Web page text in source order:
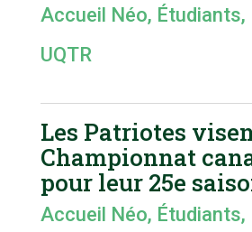
Accueil Néo, Étudiants,
UQTR
Les Patriotes
Championnat
pour leur 25e
Accueil Néo, Étudiants,